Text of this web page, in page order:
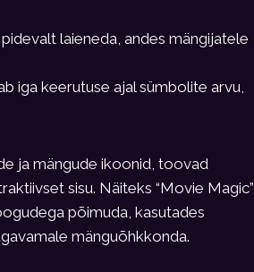
laieneda, andes mängijatele
iga keerutuse ajal sümbolite arvu,
ja mängude ikoonid, toovad
sisu. Näiteks “Movie Magic”
põimuda, kasutades
mänguõhkkonda.